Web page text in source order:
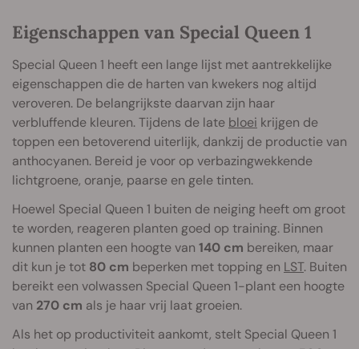
Eigenschappen van Special Queen 1
Special Queen 1 heeft een lange lijst met aantrekkelijke
eigenschappen die de harten van kwekers nog altijd
veroveren. De belangrijkste daarvan zijn haar
verbluffende kleuren. Tijdens de late bloei krijgen de
toppen een betoverend uiterlijk, dankzij de productie van
anthocyanen. Bereid je voor op verbazingwekkende
lichtgroene, oranje, paarse en gele tinten.
Hoewel Special Queen 1 buiten de neiging heeft om groot
te worden, reageren planten goed op training. Binnen
kunnen planten een hoogte van 140 cm bereiken, maar
dit kun je tot 80 cm beperken met topping en LST. Buiten
bereikt een volwassen Special Queen 1-plant een hoogte
van 270 cm als je haar vrij laat groeien.
Als het op productiviteit aankomt, stelt Special Queen 1